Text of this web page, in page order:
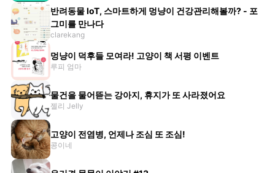
반려동물 IoT, 스마트하게 멍냥이 건강관리해볼까? - 포
그미를 만나다
clarekang
멍냥이 덕후들 모여라! 고양이 책 서평 이벤트
루피 엄마
물건을 물어뜯는 강아지, 휴지가 또 사라졌어요
젤리 Jelly
고양이 전염병, 언제나 조심 또 조심!
콩이네